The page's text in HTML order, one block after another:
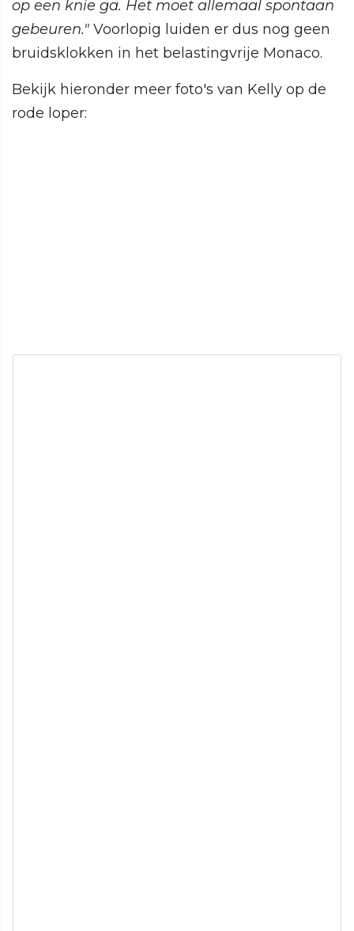
op een knie ga. Het moet allemaal spontaan
gebeuren." Voorlopig luiden er dus nog geen
bruidsklokken in het belastingvrije Monaco.
Bekijk hieronder meer foto's van Kelly op de
rode loper: